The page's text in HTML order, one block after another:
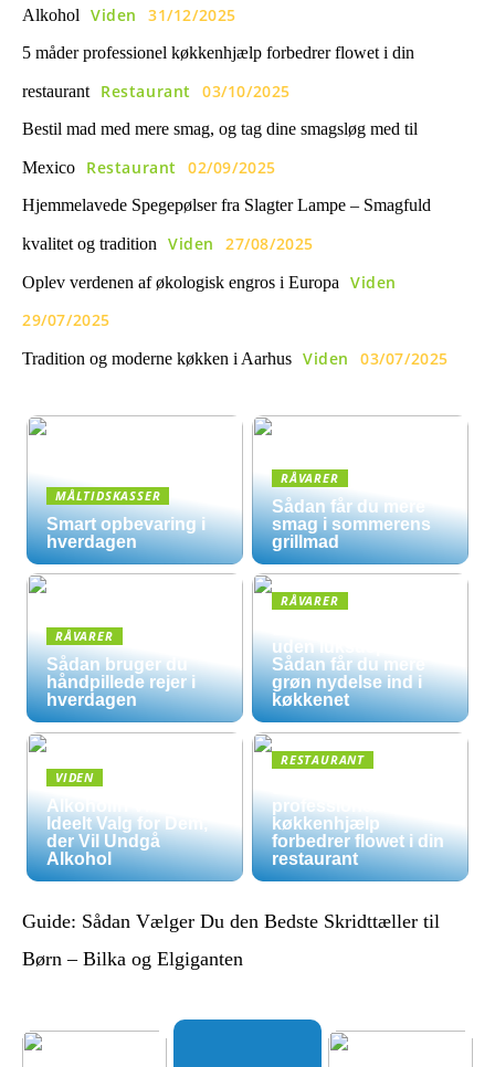
Alkohol Viden 31/12/2025
5 måder professionel køkkenhjælp forbedrer flowet i din
restaurant Restaurant 03/10/2025
Bestil mad med mere smag, og tag dine smagsløg med til
Mexico Restaurant 02/09/2025
Hjemmelavede Spegepølser fra Slagter Lampe – Smagfuld
kvalitet og tradition Viden 27/08/2025
Oplev verdenen af økologisk engros i Europa
Viden
29/07/2025
Tradition og moderne køkken i Aarhus Viden 03/07/2025
MÅLTIDSKASSER
Smart opbevaring i
hverdagen
RÅVARER
Sådan får du mere
smag i sommerens
grillmad
RÅVARER
Sådan bruger du
håndpillede rejer i
hverdagen
RÅVARER
uden luksuspriser:
Sådan får du mere
grøn nydelse ind i
køkkenet
VIDEN
Alkoholfri Vine: Et
Ideelt Valg for Dem,
der Vil Undgå
Alkohol
RESTAURANT
professionel
køkkenhjælp
forbedrer flowet i din
restaurant
Guide: Sådan Vælger Du den Bedste Skridttæller til
Børn – Bilka og Elgiganten